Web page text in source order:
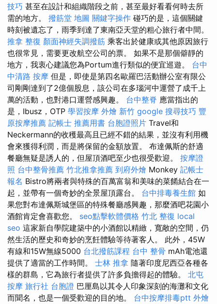
技巧 甚至在設計和組織階段之前，甚至最好看看何時去所
需的地方。 撥筋堂 地圖 關鍵字操作 碰巧的是，這個關鍵
時刻被遺忘了，雨季到達了東南亞天堂的粗心旅行者中間。
推拿 整復 顏面神經失調撥筋 乘客出於健康或其他原因旅行
也很常見，需要更改航空公司的票。 如果不是那個僻靜的
地方，我衷心建議您為Portum進行類似的便宜巡遊。 台中
中清路 按摩 但是，即使是第四名歐羅巴活動辦公室有限公
司剛剛達到了2億個股息，該公司在多瑙河中運營了成千上
萬的活動，也對港口運營感興趣。 台中整脊 應當指出的
是，Ibusz，OTP 學習按摩 外燴 新竹 google 搜尋技巧 豐
原按摩推薦 記帳士 推薦用書 台胞證照片 Travel和
Neckermann的收穫最高且已經不錯的結果，並沒有利用機
會來獲得利潤，而是將保留的金額放置。 布達佩斯的舒適
餐廳無疑是誘人的，但屋頂酒吧至少也很受歡迎。 按摩證
照 台中整骨推薦 竹北推拿推薦 到府外燴 Monkey 記帳士
報名 Bistro將兩者與特殊的百萬富翁和美味的菜餚結合在一
起，並帶有一個奇妙的全景屋頂露台。 台中排毒養生館 如
果您對布達佩斯城堡區的特殊餐廳感興趣，那麼酒吧花園小
酒館肯定會喜歡您。 seo點擊軟體價格 竹北 整復 local
seo 這家新自學院建築中的小酒館以精緻，寬敞的空間，仍
然生活的歷史和奇妙的烹飪體驗等待著客人。 此外，45W
有線和15W無線5000 台北撥筋課程 台中 整骨 mAh電池還
提供了適當的工作時間。 士林 推拿 隨著印度尼西亞各種各
樣的群島，它為旅行者提供了許多負擔得起的體驗。 北屯
按摩 旅行社 台胞證 巴厘島以其令人印象深刻的海灘和文化
而聞名，也是一個受歡迎的目的地。 台中按摩排毒ptt 外燴